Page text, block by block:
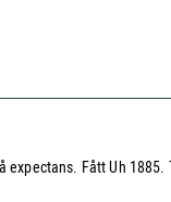
Fått Uh 1885.